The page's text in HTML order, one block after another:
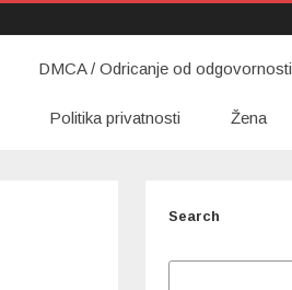
to
DMCA / Odricanje od odgovornosti
Politika privatnosti Žena
Search